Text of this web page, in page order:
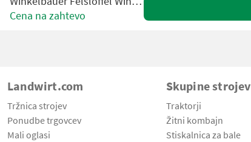
Cena na zahtevo
Landwirt.com
Tržnica strojev
Ponudbe trgovcev
Mali oglasi
Skupine strojev
Traktorji
Žitni kombajn
Stiskalnica za bale